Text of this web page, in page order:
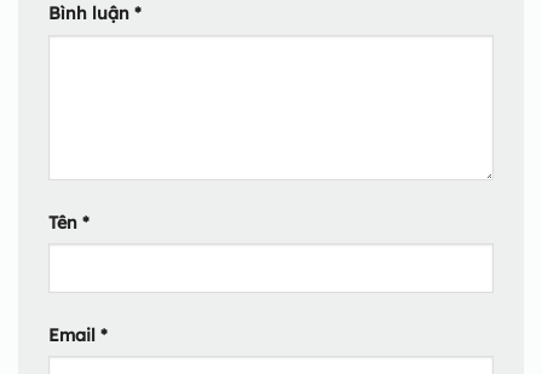
Bình luận *
Tên *
Email *